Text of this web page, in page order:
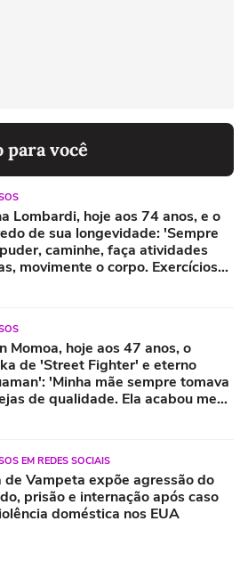
para você
Lombardi, hoje aos 74 anos, e o
de sua longevidade: 'Sempre
caminhe, faça atividades
movimente o corpo. Exercícios
Momoa, hoje aos 47 anos, o
de 'Street Fighter' e eterno
'Minha mãe sempre tomava
de qualidade. Ela acabou me
EM REDES SOCIAIS
de Vampeta expõe agressão do
prisão e internação após caso
doméstica nos EUA